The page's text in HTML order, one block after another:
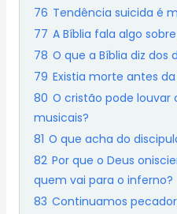
76 Tendência suicida é
77 A Bíblia fala algo
78 O que a Bíblia diz dos
79 Existia morte antes
80 O cristão pode
musicais?
81 O que acha do
82 Por que o Deus
quem vai para o inferno?
83 Continuamos